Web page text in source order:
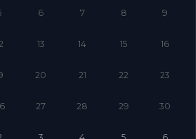
6 7 8 9
13 14 15 16
20 21 22 23
27 28 29 30